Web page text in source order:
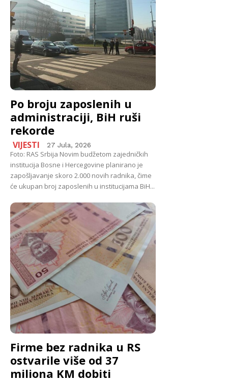
Po broju zaposlenih u
administraciji, BiH ruši
rekorde
VIJESTI 27 Jula, 2026
Foto: RAS Srbija Novim budžetom zajedničkih
institucija Bosne i Hercegovine planirano je
zapošljavanje skoro 2.000 novih radnika, čime
će ukupan broj zaposlenih u institucijama BiH...
Firme bez radnika u RS
ostvarile više od 37
miliona KM dobiti